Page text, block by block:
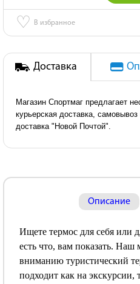
♡ В избранное
Доставка
Магазин Спортмаг предлагает
курьерская доставка,
доставка "Новой Почтой".
Описание
Ищете термос для себя или
есть что, вам показать. Наш
вниманию туристический
подходит как на экскурсии,